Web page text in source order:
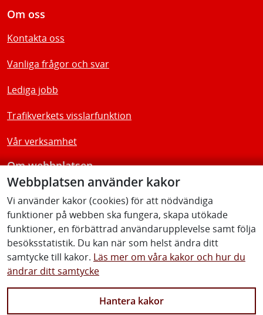
Webbplatsen använder kakor
Vi använder kakor (cookies) för att nödvändiga
funktioner på webben ska fungera, skapa utökade
funktioner, en förbättrad användarupplevelse samt följa
besöksstatistik. Du kan när som helst ändra ditt
samtycke till kakor. Läs mer om våra kakor och hur du
ändrar ditt samtycke
Hantera kakor
Om oss
Kontakta oss
Vanliga frågor och svar
Lediga jobb
Trafikverkets visslarfunktion
Vår verksamhet
Om webbplatsen
Tillgänglighetsredogörelse
Följ oss
Facebook Youtube